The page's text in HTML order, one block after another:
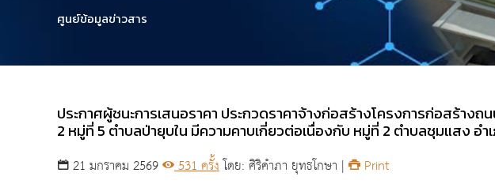
ศูนย์ข้อมูลข่าวสาร
ประกาศผู้ชนะการเสนอราคา ประกวดราคาจ้างก่อสร้างโครงการก่อสร้าง
2 หมู่ที่ 5 ตำบลป่ายุบใน มีความคาบเกี่ยวต่อเนื่องกับ หมู่ที่ 2 ตำบลชุมแสง อ
21 มกราคม 2569 531 ครั้งโดย: ศิริคำภา ยุทธโกษา | Print